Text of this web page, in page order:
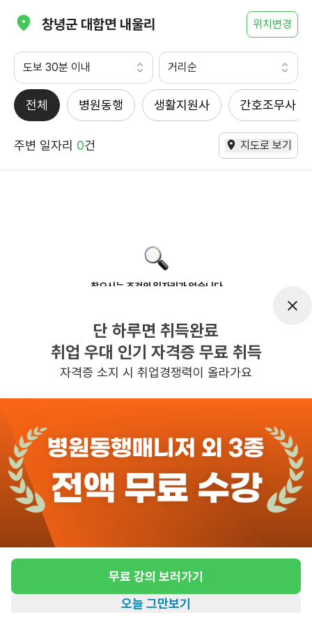
창녕군 대합면 내울리 위치변경
도보 30분 이내 거리순
전체 병원동행 생활지원사 간호조무사
주변 일자리 0건 지도로 보기
찾으시는 조건의 일자리가 없습니다
반경 3KM 이내의 일자리 확인하기
단 하루면 취득완료
취업 우대 인기 자격증 무료 취득
자격증 소지 시 취업경쟁력이 올라가요
무료 강의 보러가기
오늘 그만보기